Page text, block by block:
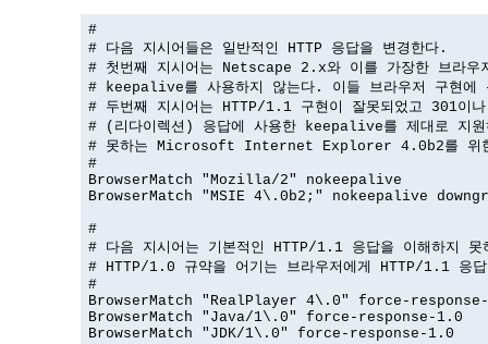
#
# 다음 지시어들은 일반적인 HTTP 응답을 변경한다.
# 첫번째 지시어는 Netscape 2.x와 이를 가장한 브라우
# keepalive를 사용하지 않는다. 이들 브라우저 구현에
# 두번째 지시어는 HTTP/1.1 구현이 잘못되었고 301이
# (리다이렉션) 응답에 사용한 keepalive를 제대로 지원
# 못하는 Microsoft Internet Explorer 4.0b2를 위
#
BrowserMatch "Mozilla/2" nokeepalive
BrowserMatch "MSIE 4\.0b2;" nokeepalive
#
# 다음 지시어는 기본적인 HTTP/1.1 응답을 이해하지 못
# HTTP/1.0 규약을 어기는 브라우저에게 HTTP/1.1 응
#
BrowserMatch "RealPlayer 4\.0" force-
BrowserMatch "Java/1\.0" force-response-1.0
BrowserMatch "JDK/1\.0" force-response-1.0